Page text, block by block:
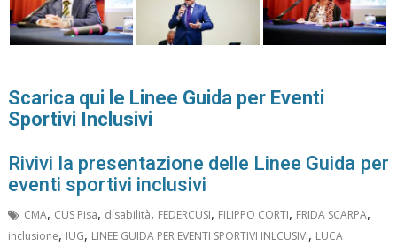
Scarica qui le Linee Guida per Eventi
Sportivi Inclusivi
Rivivi la presentazione delle Linee Guida per
eventi sportivi inclusivi
CMA, CUS Pisa, disabilità, FEDERCUSI, FILIPPO CORTI, FRIDA SCARPA,
inclusione, IUG, LINEE GUIDA PER EVENTI SPORTIVI INLCUSIVI, LUCA